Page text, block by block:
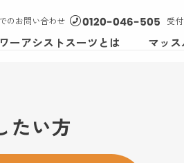
のお問い合わせ 0120-046-505 受
ーアシストスーツとは マッ
たい方